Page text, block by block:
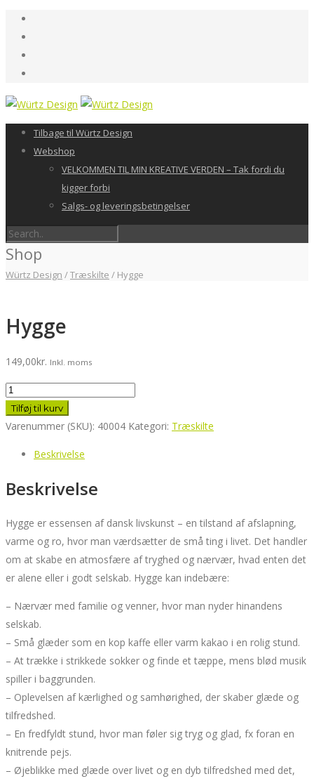
Tilbage til Würtz Design
Webshop
VELKOMMEN TIL MIN KREATIVE VERDEN – Tak fordi du
kigger forbi
Salgs- og leveringsbetingelser
Shop
Würtz Design /Træskilte / Hygge
Hygge
149,00kr. Inkl. moms
Hygge
antal
Tilføj til kurv
Varenummer (SKU): 40004 Kategori: Træskilte
Beskrivelse
Beskrivelse
Hygge er essensen af dansk livskunst – en tilstand af afslapning,
varme og ro, hvor man værdsætter de små ting i livet. Det handler
om at skabe en atmosfære af tryghed og nærvær, hvad enten det
er alene eller i godt selskab. Hygge kan indebære:
– Nærvær med familie og venner, hvor man nyder hinandens
selskab.
– Små glæder som en kop kaffe eller varm kakao i en rolig stund.
– At trække i strikkede sokker og finde et tæppe, mens blød musik
spiller i baggrunden.
– Oplevelsen af kærlighed og samhørighed, der skaber glæde og
tilfredshed.
– En fredfyldt stund, hvor man føler sig tryg og glad, fx foran en
knitrende pejs.
– Øjeblikke med glæde over livet og en dyb tilfredshed med det,